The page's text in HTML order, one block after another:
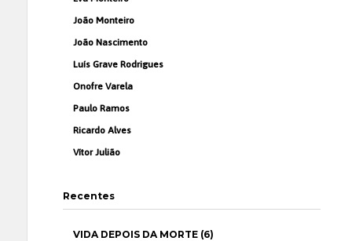
João Monteiro
João Nascimento
Luís Grave Rodrigues
Onofre Varela
Paulo Ramos
Ricardo Alves
Vítor Julião
Recentes
VIDA DEPOIS DA MORTE (6)